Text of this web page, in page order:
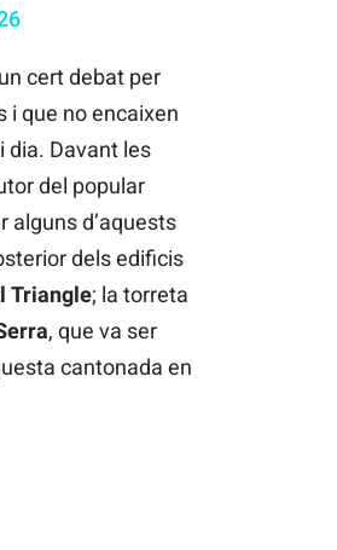
cert debat per
i que no encaixen
dia. Davant les
del popular
alguns d’aquests
dels edificis
Triangle; la torreta
, que va ser
cantonada en